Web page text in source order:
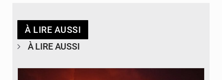
À LIRE AUSSI
À LIRE AUSSI